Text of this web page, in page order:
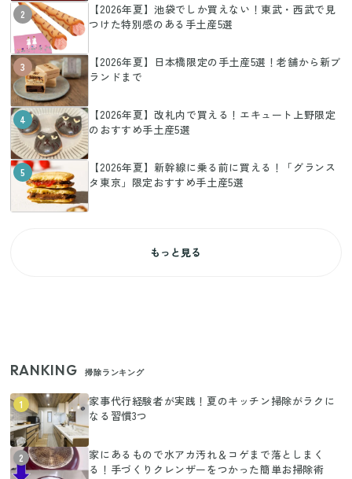
2
【2026年夏】池袋でしか買えない！東武・西武で見
つけた特別感のある手土産5選
3
【2026年夏】日本橋限定の手土産5選！老舗から新ブ
ランドまで
4
【2026年夏】改札内で買える！エキュート上野限定
のおすすめ手土産5選
5
【2026年夏】新幹線に乗る前に買える！「グランス
タ東京」限定おすすめ手土産5選
もっと見る
RANKING 掃除ランキング
1
家事代行経験者が実践！夏のキッチン掃除がラクに
なる習慣3つ
2
家にあるもので水アカ汚れ＆コゲまで落としまく
る！手づくりクレンザーをつかった簡単お掃除術